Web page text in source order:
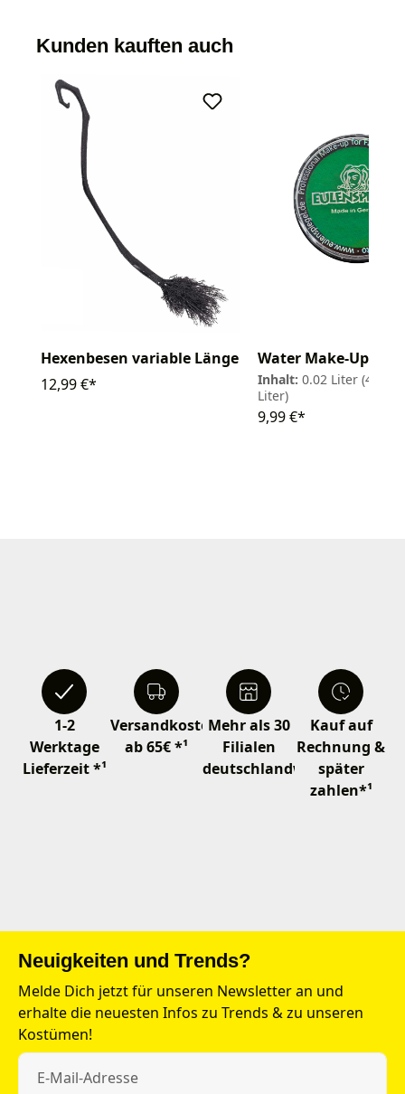
Kunden kauften auch
Hexenbesen variable Länge
12,99 €*
Water Make-Up
Inhalt: 0.02 Liter
Liter)
9,99 €*
1-2
Werktage
Lieferzeit *¹
Versandkostenfrei
ab 65€ *¹
Mehr als 30
Filialen
deutschlandweit
Kauf auf
Rechnung &
später
zahlen*¹
Neuigkeiten und Trends?
Melde Dich jetzt für unseren Newsletter an und
erhalte die neuesten Infos zu Trends & zu unseren
Kostümen!